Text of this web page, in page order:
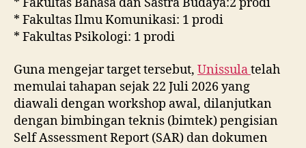
* Fakultas Bahasa dan Sastra Budaya:2 prodi
* Fakultas Ilmu Komunikasi: 1 prodi
* Fakultas Psikologi: 1 prodi
Guna mengejar target tersebut, Unissulatelah
memulai tahapan sejak 22 Juli 2026 yang
diawali dengan workshop awal, dilanjutkan
dengan bimbingan teknis (bimtek) pengisian
Self Assessment Report (SAR) dan dokumen